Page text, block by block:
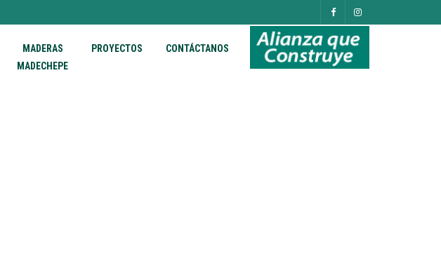
MADERAS
MADECHEPE
PROYECTOS CONTÁCTANOS